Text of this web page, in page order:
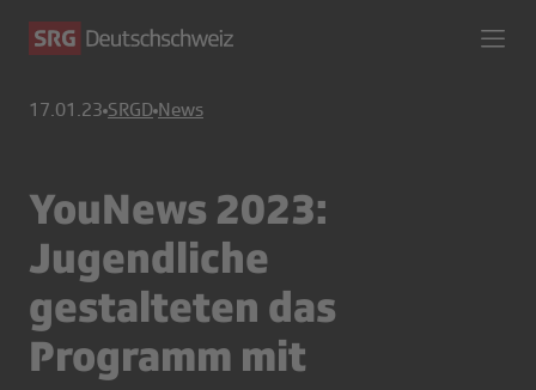
17.01.23 SRGD News
YouNews 2023:
Jugendliche
gestalteten das
Programm mit